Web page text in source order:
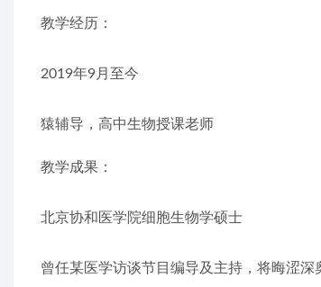
教学经历：
2019年9月至今
猿辅导，高中生物授课老师
教学成果：
北京协和医学院细胞生物学硕士
曾任某医学访谈节目编导及主持，将晦涩